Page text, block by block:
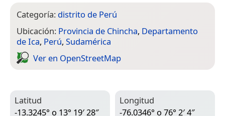
Categoría: distrito de Perú
Ubicación: Provincia de Chincha, Departamento
de Ica, Perú, Sudamérica
Ver en Open­Street­Map
Latitud
-13.3245° o 13° 19′ 28″
Longitud
-76.0346° o 76° 2′ 4″